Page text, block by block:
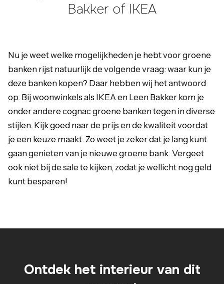
Bakker of IKEA
Nu je weet welke mogelijkheden je hebt voor groene
banken rijst natuurlijk de volgende vraag: waar kun je
deze banken kopen? Daar hebben wij het antwoord
op. Bij woonwinkels als IKEA en Leen Bakker kom je
onder andere cognac groene banken tegen in diverse
stijlen. Kijk goed naar de prijs en de kwaliteit voordat
je een keuze maakt. Zo weet je zeker dat je lang kunt
gaan genieten van je nieuwe groene bank. Vergeet
ook niet bij de sale te kijken, zodat je wellicht nog geld
kunt besparen!
Ontdek het interieur van dit